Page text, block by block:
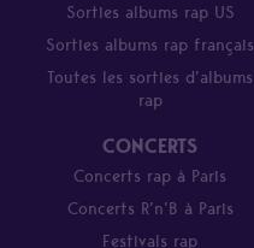
Sorties albums rap US
Sorties albums rap français
Toutes les sorties d’albums
rap
CONCERTS
Concerts rap à Paris
Concerts R’n’B à Paris
Festivals rap